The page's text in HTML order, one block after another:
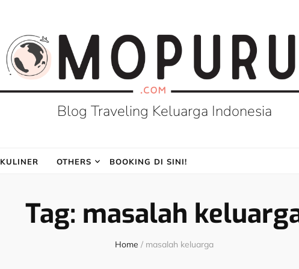
Blog Traveling Keluarga Indonesia
KULINER OTHERS BOOKING DI SINI!
Tag: masalah
Home / masalah keluarga